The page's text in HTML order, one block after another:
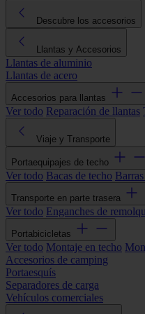
Descubre los accesorios
Llantas y Accesorios
Llantas de aluminio
Llantas de acero
Accesorios para llantas
Ver todo Reparación de llantas
Viaje y Transporte
Portaequipajes de techo
Ver todo Bacas de techo
Transporte en parte trasera
Ver todo Enganches de
Portabicicletas
Ver todo Montaje en techo
Accesorios de camping
Portaesquís
Separadores de carga
Vehículos comerciales